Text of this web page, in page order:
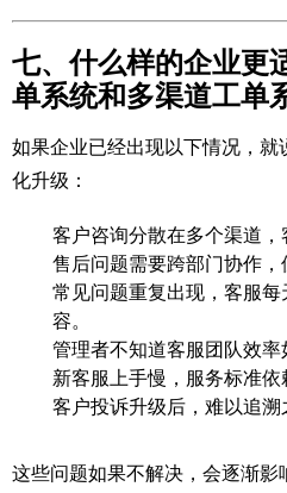
七、什么样的企业更
单系统和多渠道工单
如果企业已经出现以下情况，
化升级：
客户咨询分散在多个渠道，
售后问题需要跨部门协作，
常见问题重复出现，客服
容。
管理者不知道客服团队效率
新客服上手慢，服务标准依
客户投诉升级后，难以追溯
这些问题如果不解决，会逐渐影